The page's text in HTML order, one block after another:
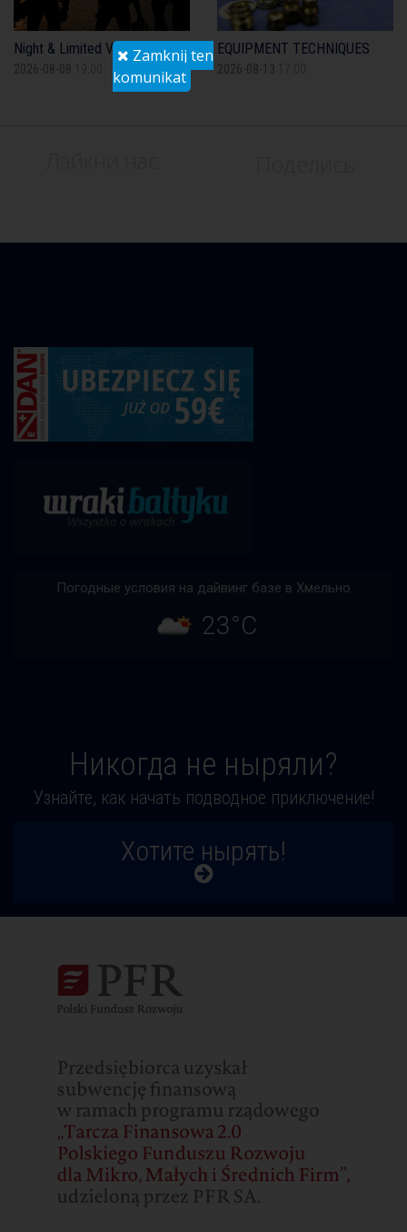
Night & Limited Visibility
2026-08-08 19:00
EQUIPMENT TECHNIQUES
2026-08-13 17:00
Погодные условия на дайвинг базе в Хмельно
23°C
Никогда не ныряли?
Узнайте, как начать подводное приключение!
Хотите нырять!
Zamknij ten
komunikat